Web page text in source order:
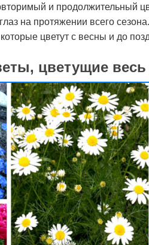
и продолжительный
на протяжении всего
цветут с весны и до
цветущие весь